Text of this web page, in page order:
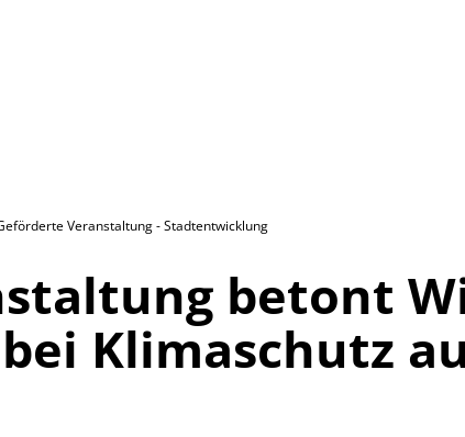
Veranstaltung - Stadtentwicklung
betont
Klimaschutz